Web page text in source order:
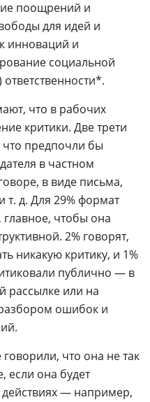
поощрений и
для идей и
инноваций и
социальной
ответственности*.
что в рабочих
критики. Две трети
предпочли бы
в частном
в виде письма,
и т. д. Для 29% формат
чтобы она
2% говорят,
никакую критику, и 1%
публично — в
рассылке или на
ошибок и
что она не так
если она будет
действиях — например,